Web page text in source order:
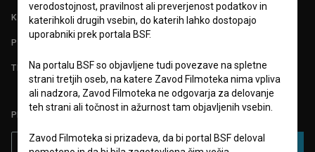
KONTAKT
POGOSTA VPRAŠANJA
TEST FUNKCIONALNOSTI
PRIJAVITE SE NA BSF NOVIČNIK:
verodostojnost, pravilnost ali preverjenost podatkov in
katerihkoli drugih vsebin, do katerih lahko dostopajo
uporabniki prek portala BSF.
Na portalu BSF so objavljene tudi povezave na spletne
strani tretjih oseb, na katere Zavod Filmoteka nima vpliva
ali nadzora, Zavod Filmoteka ne odgovarja za delovanje
teh strani ali točnost in ažurnost tam objavljenih vsebin.
Zavod Filmoteka si prizadeva, da bi portal BSF deloval